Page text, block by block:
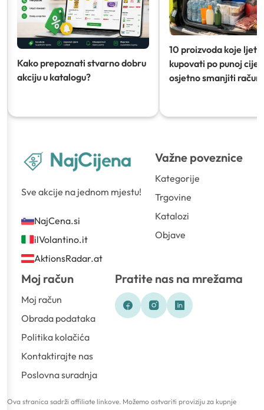
Kako prepoznati stvarno dobru
akciju u katalogu?
10 proizvoda koje ljeti
kupovati po punoj
osjetno smanjiti račun)
Sve akcije na jednom mjestu!
NajCena.si
ilVolantino.it
AktionsRadar.at
Važne poveznice
Kategorije
Trgovine
Katalozi
Objave
Moj račun
Moj račun
Obrada podataka
Politika kolačića
Kontaktirajte nas
Poslovna suradnja
Pratite nas na mrežama
Ova stranica sadrži affiliate linkove. Možemo ostvariti proviziju za kupnje